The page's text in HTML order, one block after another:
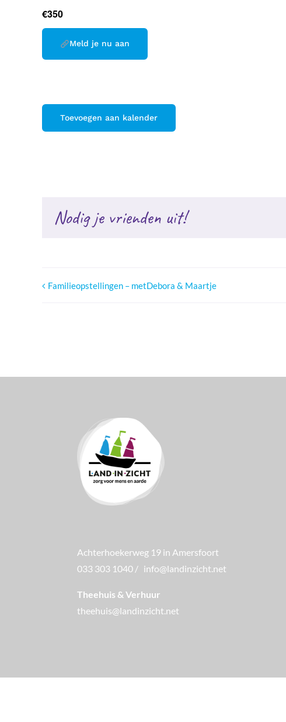
€350
Meld je nu aan
Toevoegen aan kalender
Nodig je vrienden uit!
Familieopstellingen – metDebora & Maartje
Achterhoekerweg 19 in Amersfoort
033 303 1040 / info@landinzicht.net
Theehuis & Verhuur
theehuis@landinzicht.net